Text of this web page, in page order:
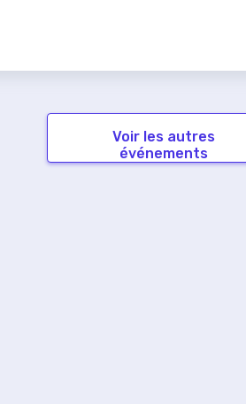
Voir les autres
événements